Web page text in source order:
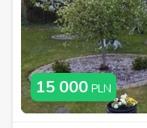
15 000 PLN